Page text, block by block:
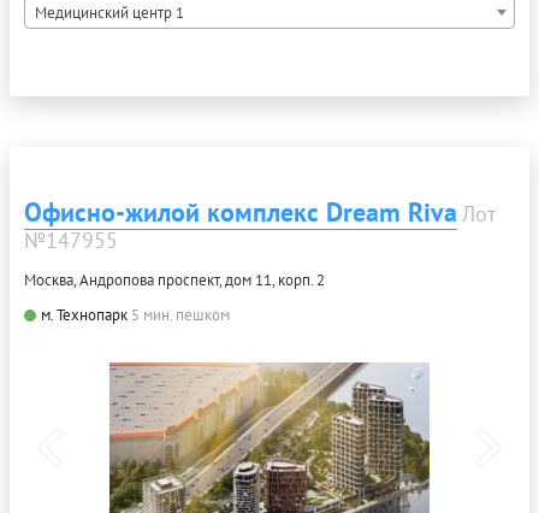
Медицинский центр 1
Офисно-жилой комплекс Dream Riva Лот
№147955
Москва, Андропова проспект, дом 11, корп. 2
м. Технопарк 5 мин. пешком